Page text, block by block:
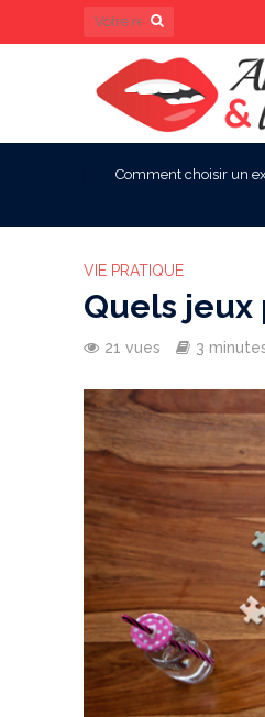
Comment choisir un
VIE PRATIQUE
Quels jeux
21 vues 3